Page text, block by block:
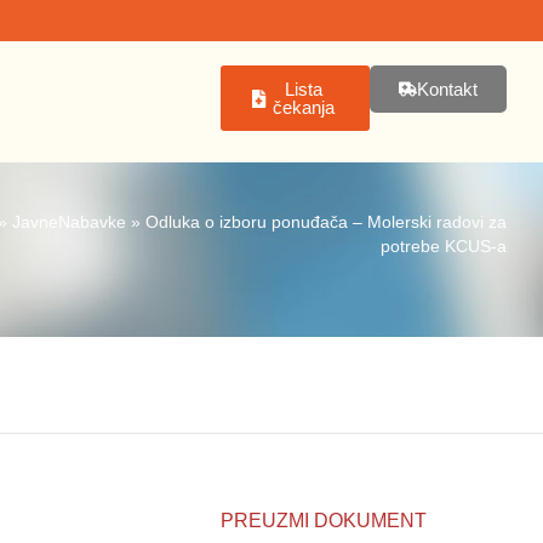
Lista
čekanja
Kontakt
JavneNabavke » Odluka o izboru ponuđača – Molerski radovi za
potrebe KCUS-a
PREUZMI DOKUMENT